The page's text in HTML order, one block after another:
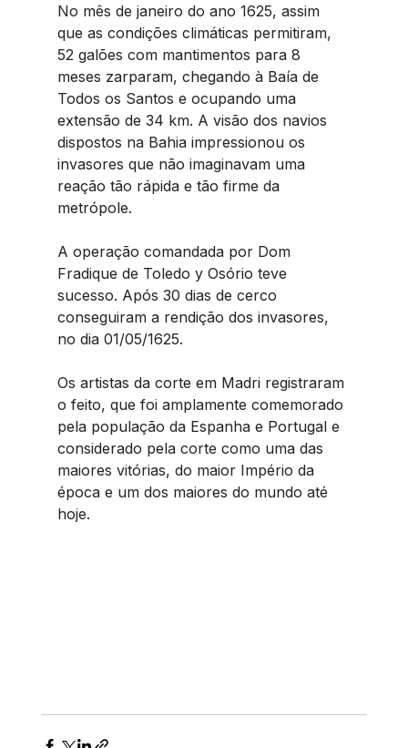
No mês de janeiro do ano 1625, assim
que as condições climáticas permitiram,
52 galões com mantimentos para 8
meses zarparam, chegando à Baía de
Todos os Santos e ocupando uma
extensão de 34 km. A visão dos navios
dispostos na Bahia impressionou os
invasores que não imaginavam uma
reação tão rápida e tão firme da
metrópole.
A operação comandada por Dom
Fradique de Toledo y Osório teve
sucesso. Após 30 dias de cerco
conseguiram a rendição dos invasores,
no dia 01/05/1625.
Os artistas da corte em Madri registraram
o feito, que foi amplamente comemorado
pela população da Espanha e Portugal e
considerado pela corte como uma das
maiores vitórias, do maior Império da
época e um dos maiores do mundo até
hoje.